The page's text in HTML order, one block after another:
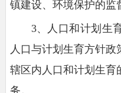
镇建设、环境保护的监
3、人口和计划生
人口与计划生育方针
辖区内人口和计划生育
务。